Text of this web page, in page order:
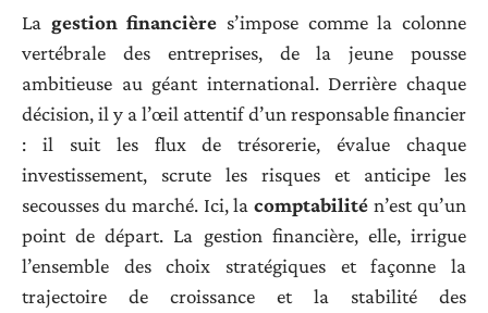
La gestion financière s’impose comme la colonne
vertébrale des entreprises, de la jeune pousse
ambitieuse au géant international. Derrière chaque
décision, il y a l’œil attentif d’un responsable financier
: il suit les flux de trésorerie, évalue chaque
investissement, scrute les risques et anticipe les
secousses du marché. Ici, lacomptabilité n’est qu’un
point de départ. La gestion financière, elle, irrigue
l’ensemble des choix stratégiques et façonne la
trajectoire de croissance et la stabilité des